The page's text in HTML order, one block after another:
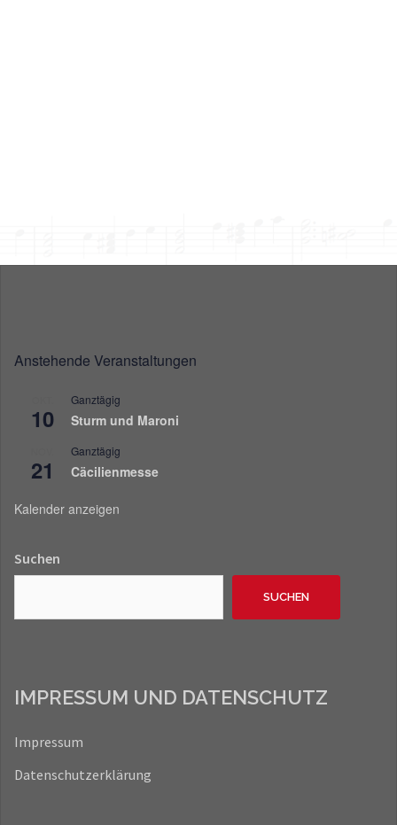
Anstehende Veranstaltungen
10
Ganztägig
Sturm und Maroni
21
Ganztägig
Cäcilienmesse
Kalender anzeigen
Suchen
SUCHEN
IMPRESSUM UND DATENSCHUTZ
Impressum
Datenschutzerklärung